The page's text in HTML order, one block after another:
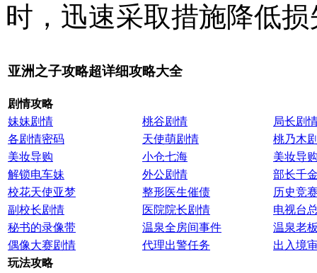
时，迅速采取措施降低损
亚洲之子攻略超详细攻略大全
剧情攻略
妹妹剧情
桃谷剧情
局长剧
各剧情密码
天使萌剧情
桃乃木
美妆导购
小仓七海
美妆导
解锁电车妹
外公剧情
部长千
校花天使亚梦
整形医生催债
历史竞
副校长剧情
医院院长剧情
电视台
秘书的录像带
温泉全房间事件
温泉老
偶像大赛剧情
代理出警任务
出入境
玩法攻略